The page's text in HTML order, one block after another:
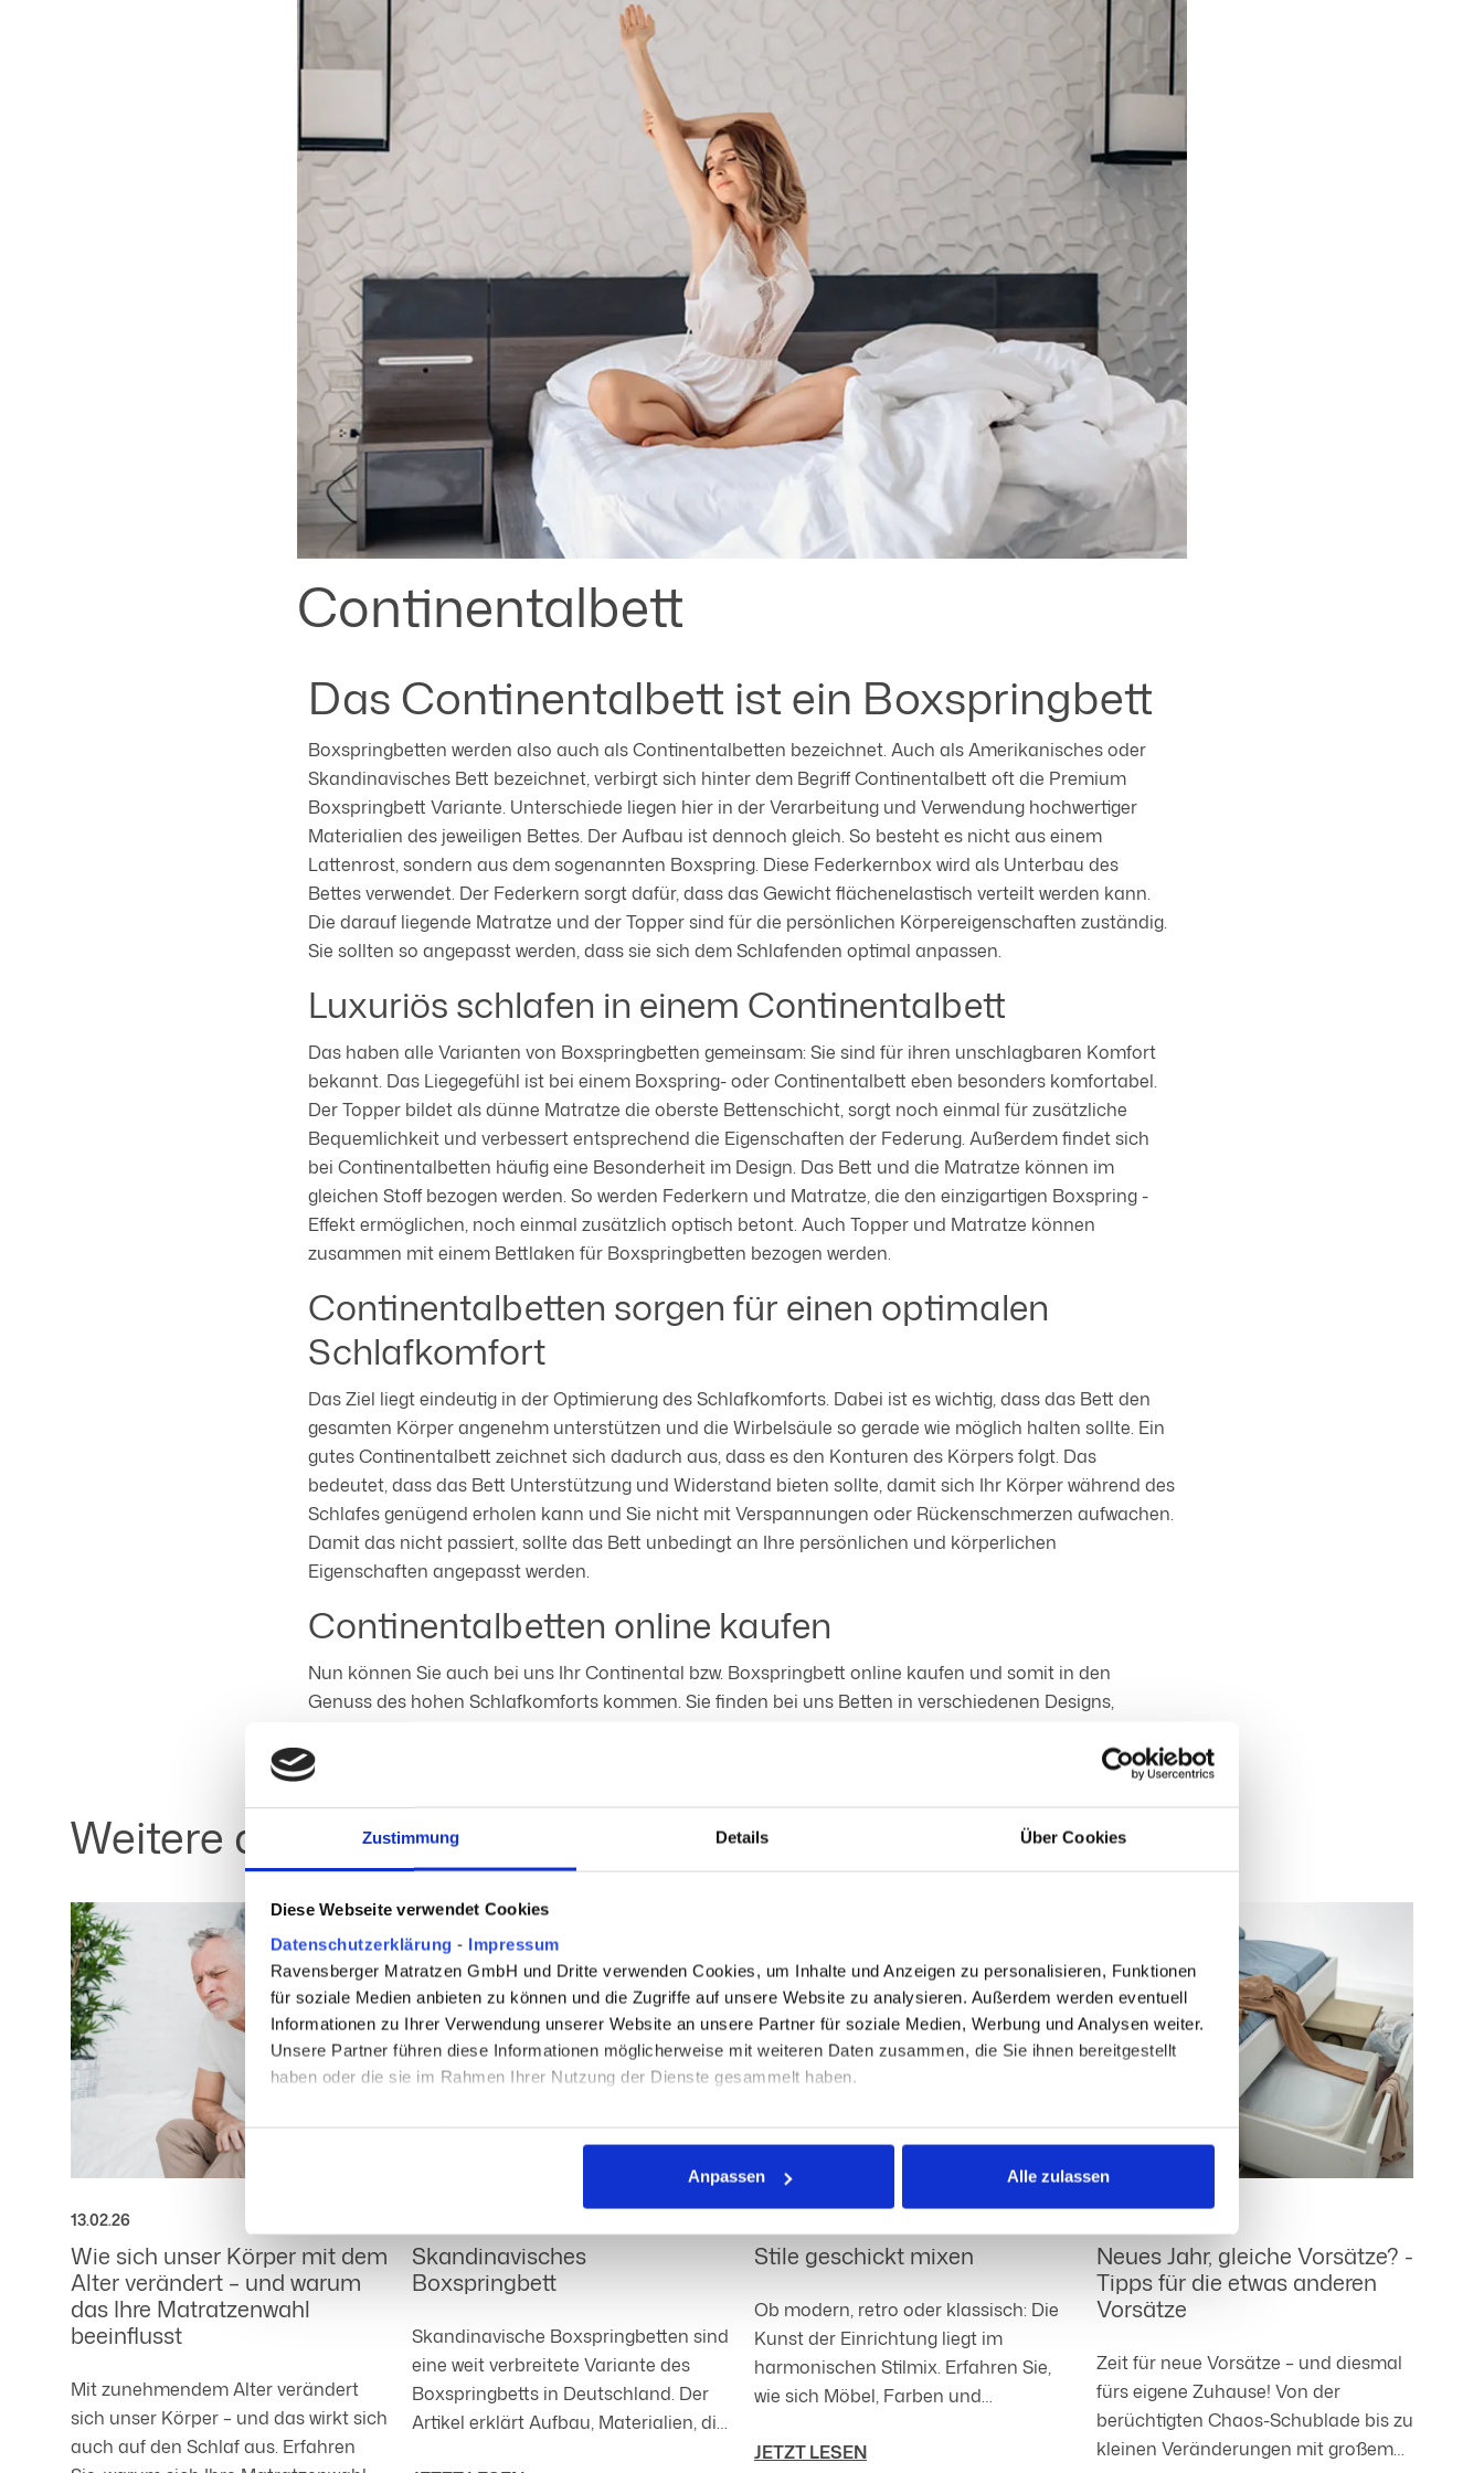
Zustimmung Details Über Cookies
Diese Webseite verwendet Cookies
Datenschutzerklärung - Impressum
Ravensberger Matratzen GmbH und Dritte verwenden Cookies, um Inhalte und Anzeigen zu personalisieren, Funktionen
für soziale Medien anbieten zu können und die Zugriffe auf unsere Website zu analysieren. Außerdem werden eventuell
Informationen zu Ihrer Verwendung unserer Website an unsere Partner für soziale Medien, Werbung und Analysen weiter.
Unsere Partner führen diese Informationen möglicherweise mit weiteren Daten zusammen, die Sie ihnen bereitgestellt
haben oder die sie im Rahmen Ihrer Nutzung der Dienste gesammelt haben.
Dabei kann auch eine Übermittlung Ihrer personenbezogenen Daten in ein Drittland ohne Angemessenheitsbeschluss oder
Datenschutzhinweisen unter dem Abschnitt „Drittlandtransfer“. Indem Sie auf „Alle zulassen“ klicken, willigen Sie in die
oben beschriebene Verarbeitung und auch in die Datenübermittlung an Drittländer ausdrücklich ein. Sie können Ihre
Einwilligung jederzeit von der Cookie-Erklärung auf unserer Website ändern oder widerrufen.
Anpassen Alle zulassen
Continentalbett
Das Continentalbett ist ein Boxspringbett
Boxspringbetten werden also auch als Continentalbetten bezeichnet. Auch als Amerikanisches oder
Skandinavisches Bett bezeichnet, verbirgt sich hinter dem Begriff Continentalbett oft die Premium
Boxspringbett Variante. Unterschiede liegen hier in der Verarbeitung und Verwendung hochwertiger
Materialien des jeweiligen Bettes. Der Aufbau ist dennoch gleich. So besteht es nicht aus einem
Lattenrost, sondern aus dem sogenannten Boxspring. Diese Federkernbox wird als Unterbau des
Bettes verwendet. Der Federkern sorgt dafür, dass das Gewicht flächenelastisch verteilt werden kann.
Die darauf liegende Matratze und der Topper sind für die persönlichen Körpereigenschaften zuständig.
Sie sollten so angepasst werden, dass sie sich dem Schlafenden optimal anpassen.
Luxuriös schlafen in einem Continentalbett
Das haben alle Varianten von Boxspringbetten gemeinsam: Sie sind für ihren unschlagbaren Komfort
bekannt. Das Liegegefühl ist bei einem Boxspring- oder Continentalbett eben besonders komfortabel.
Der Topper bildet als dünne Matratze die oberste Bettenschicht, sorgt noch einmal für zusätzliche
Bequemlichkeit und verbessert entsprechend die Eigenschaften der Federung. Außerdem findet sich
bei Continentalbetten häufig eine Besonderheit im Design. Das Bett und die Matratze können im
gleichen Stoff bezogen werden. So werden Federkern und Matratze, die den einzigartigen Boxspring -
Effekt ermöglichen, noch einmal zusätzlich optisch betont. Auch Topper und Matratze können
zusammen mit einem Bettlaken für Boxspringbetten bezogen werden.
Continentalbetten sorgen für einen optimalen
Schlafkomfort
Das Ziel liegt eindeutig in der Optimierung des Schlafkomforts. Dabei ist es wichtig, dass das Bett den
gesamten Körper angenehm unterstützen und die Wirbelsäule so gerade wie möglich halten sollte. Ein
gutes Continentalbett zeichnet sich dadurch aus, dass es den Konturen des Körpers folgt. Das
bedeutet, dass das Bett Unterstützung und Widerstand bieten sollte, damit sich Ihr Körper während des
Schlafes genügend erholen kann und Sie nicht mit Verspannungen oder Rückenschmerzen aufwachen.
Damit das nicht passiert, sollte das Bett unbedingt an Ihre persönlichen und körperlichen
Eigenschaften angepasst werden.
Continentalbetten online kaufen
Nun können Sie auch bei uns Ihr Continental bzw. Boxspringbett online kaufen und somit in den
Genuss des hohen Schlafkomforts kommen. Sie finden bei uns Betten in verschiedenen Designs,
Weitere aktuelle Artikel
13.02.26
Wie sich unser Körper mit dem
Alter verändert – und warum
das Ihre Matratzenwahl
beeinflusst
Mit zunehmendem Alter verändert
sich unser Körper – und das wirkt sich
auch auf den Schlaf aus. Erfahren
Skandinavisches
Boxspringbett
Skandinavische Boxspringbetten sind
eine weit verbreitete Variante des
Boxspringbetts in Deutschland. Der
Artikel erklärt Aufbau, Materialien, die
Stile geschickt mixen
Ob modern, retro oder klassisch: Die
Kunst der Einrichtung liegt im
harmonischen Stilmix. Erfahren Sie,
wie sich Möbel, Farben und
lassen – für Wohnräume mit
JETZT LESEN
Neues Jahr, gleiche Vorsätze? -
Tipps für die etwas anderen
Vorsätze
Zeit für neue Vorsätze – und diesmal
fürs eigene Zuhause! Von der
berüchtigten Chaos-Schublade bis zu
kleinen Veränderungen mit großem